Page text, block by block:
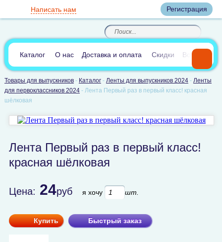
Регистрация
8(812)385-66-65
8(905) 700-70-04
По России звонок
бесплатный
(круглосуточно)
Написать нам
В сравнении:0
Каталог О нас Доставка и оплата Скидки Вопросы и
Товары для выпускников- Каталог- Ленты для выпускников 2024- Ленты
для первоклассников 2024- Лента Первый раз в первый класс! красная
шёлковая
Лента Первый раз в первый класс!
красная шёлковая
Цена: 24руб я хочу шт.
Купить Быстрый заказ